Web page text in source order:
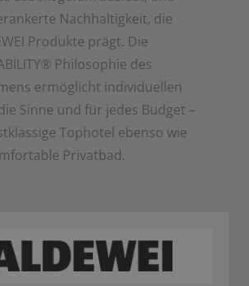
Nachhaltigkeit, die
Produkte prägt. Die
® Philosophie des
ermöglicht individuellen
Sinne und für jedes Budget –
Tophotel ebenso wie
Privatbad.